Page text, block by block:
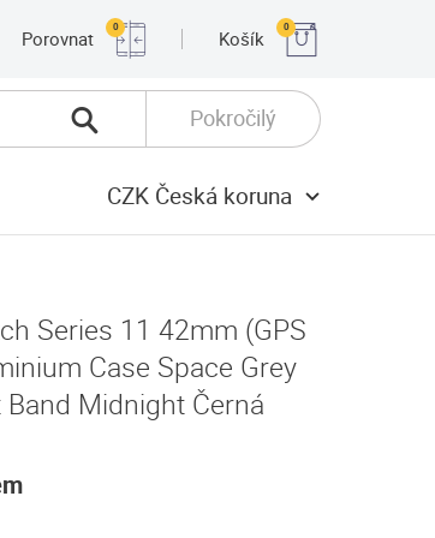
Porovnat
0
Košík
0
Pokročilý
CZK Česká koruna
Series 11 42mm (GPS
Case Space Grey
Midnight Černá